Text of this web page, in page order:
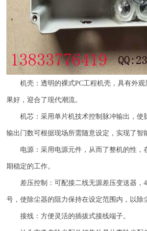
机壳：透明的裸式PC工程机壳，具有外
果好，迎合了现代潮流。
机芯：采用单片机技术控制脉冲输出，使
输出门数可根据现场所需随意设定，实现了智
电源：采用电源元件，从而了整机的性，
期稳定的工作。
差压控制：可配接二线无源差压变送器，
号，使除尘器的阻力保持在设定范围内，以除
接线：方便灵活的插拔式接线端子。